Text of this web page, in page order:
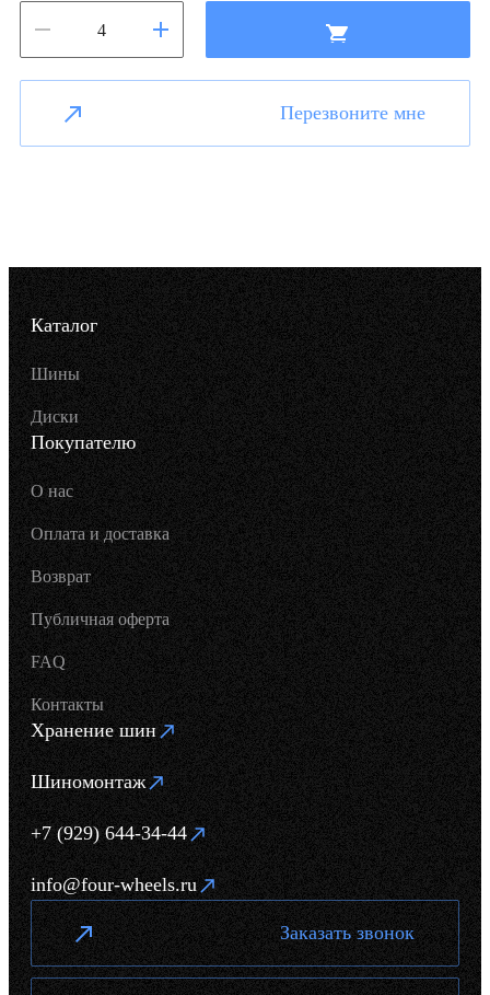
Перезвоните мне
Каталог
Шины
Диски
Покупателю
О нас
Оплата и доставка
Возврат
Публичная оферта
FAQ
Контакты
Хранение шин
Шиномонтаж
+7 (929) 644-34-44
info@four-wheels.ru
Заказать звонок